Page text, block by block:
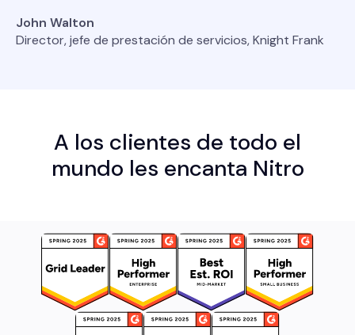
John Walton
Director, jefe de prestación de servicios, Knight Frank
A los clientes de todo el
mundo les encanta Nitro